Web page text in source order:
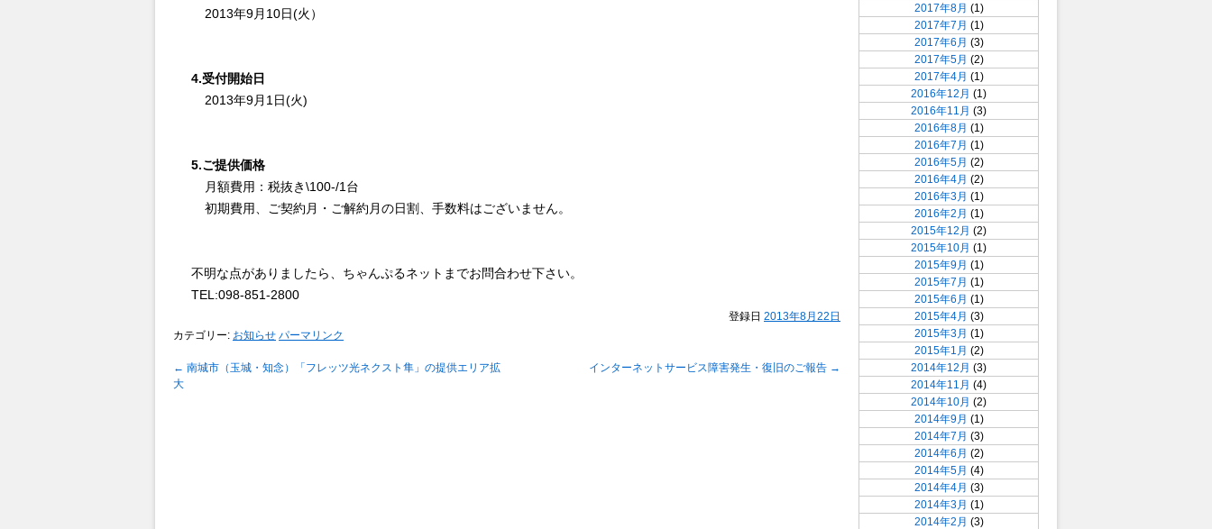
2013年9月10日(火）
4.受付開始日
2013年9月1日(火)
5.ご提供価格
月額費用：税抜き\100-/1台
初期費用、ご契約月・ご解約月の日割、手数料はございません。
不明な点がありましたら、ちゃんぷるネットまでお問合わせ下さい。
TEL:098-851-2800
登録日 2013年8月22日
カテゴリー: お知らせ パーマリンク
← 南城市（玉城・知念）「フレッツ光ネクスト隼」の提供エリア拡
大
インターネットサービス障害発生・復旧のご報告 →
2017年8月 (1)
2017年7月 (1)
2017年6月 (3)
2017年5月 (2)
2017年4月 (1)
2016年12月 (1)
2016年11月 (3)
2016年8月 (1)
2016年7月 (1)
2016年5月 (2)
2016年4月 (2)
2016年3月 (1)
2016年2月 (1)
2015年12月 (2)
2015年10月 (1)
2015年9月 (1)
2015年7月 (1)
2015年6月 (1)
2015年4月 (3)
2015年3月 (1)
2015年1月 (2)
2014年12月 (3)
2014年11月 (4)
2014年10月 (2)
2014年9月 (1)
2014年7月 (3)
2014年6月 (2)
2014年5月 (4)
2014年4月 (3)
2014年3月 (1)
2014年2月 (3)